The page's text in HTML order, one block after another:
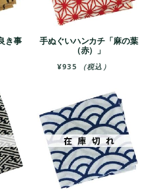
き事
手ぬぐいハンカチ「麻の葉
（赤）」
¥935 （税込）